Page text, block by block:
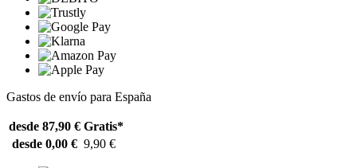
Gastos de envío para España
desde 87,90 € Gratis*
desde 0,00 € 9,90 €